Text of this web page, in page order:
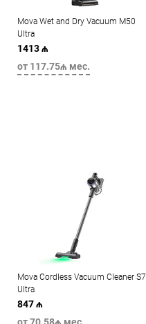
Mova Wet and Dry Vacuum M50
Ultra
1413 ₼
от 117.75₼ мес.
Mova Cordless Vacuum Cleaner S7
Ultra
847 ₼